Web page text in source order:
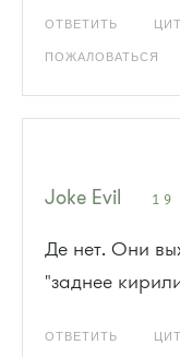
ОТВЕТИТЬ
ПОЖАЛОВАТЬСЯ
Joke Evil 19
Де нет. Они
"заднее
ОТВЕТИТЬ